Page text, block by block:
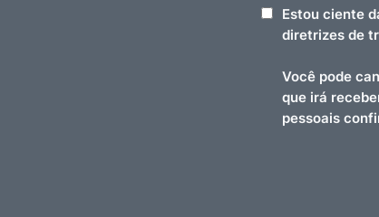
Estou ciente
diretrizes de
Você pode
que irá
pessoais